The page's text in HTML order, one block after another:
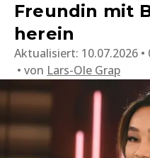
Freundin mit
herein
Aktualisiert: 10.07.2026
von Lars-Ole Grap